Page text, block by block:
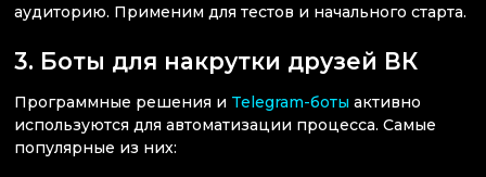
аудиторию. Применим для тестов и начального старта.
3. Боты для накрутки друзей ВК
Программные решения и Telegram-боты активно
используются для автоматизации процесса. Самые
популярные из них: